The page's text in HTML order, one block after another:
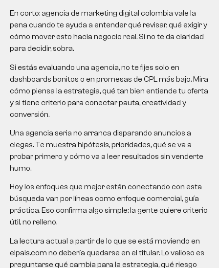
En corto: agencia de marketing digital colombia vale la
pena cuando te ayuda a entender qué revisar, qué exigir y
cómo mover esto hacia negocio real. Si no te da claridad
para decidir, sobra.
Si estás evaluando una agencia, no te fijes solo en
dashboards bonitos o en promesas de CPL más bajo. Mira
cómo piensa la estrategia, qué tan bien entiende tu oferta
y si tiene criterio para conectar pauta, creatividad y
conversión.
Una agencia seria no arranca disparando anuncios a
ciegas. Te muestra hipótesis, prioridades, qué se va a
probar primero y cómo va a leer resultados sin venderte
humo.
Hoy los enfoques que mejor están conectando con esta
búsqueda van por líneas como enfoque comercial, guía
práctica. Eso confirma algo simple: la gente quiere criterio
útil, no relleno.
La lectura actual a partir de lo que se está moviendo en
elpais.com no debería quedarse en el titular. Lo valioso es
preguntarse qué cambia para la estrategia, qué riesgo